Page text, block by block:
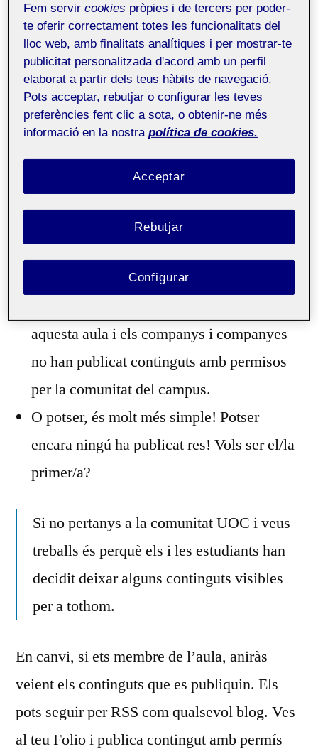
comentar,presentaral RAC i decidir quins
continguts quedenpúblicsper als companys i
companyes de l’aula, del campus o la xarxa.
Si no veus cap contingut apart d’aquesta
entrada, pot ser per 3 raons:
Pot ser no has entrat alsistema Folio i/o al
i per tant veus la versió pública de
l’Àgora.
També pot ser que sí que hagis entrat al
aquesta aula i els companys i companyes
no han publicat continguts amb permisos
per la comunitat del campus.
O potser, és molt més simple! Potser
encara ningú ha publicat res! Vols ser el/la
primer/a?
Si no pertanys a la comunitat UOC i veus
treballs és perquè els i les estudiants han
decidit deixar alguns continguts visibles
per a tothom.
En canvi, si ets membre de l’aula, aniràs
veient els continguts que es publiquin. Els
pots seguir per RSS com qualsevol blog. Ves
al teu Folio i publica contingut amb permís
Fem servircookies pròpies i de tercers per poder-
te oferir correctament totes les funcionalitats del
lloc web, amb finalitats analítiques i per mostrar-te
publicitat personalitzada d'acord amb un perfil
elaborat a partir dels teus hàbits de navegació.
Pots acceptar, rebutjar o configurar les teves
preferències fent clic a sota, o obtenir-ne més
informació en la nostra política de cookies.
Rebutjar
Acceptar
Configurar